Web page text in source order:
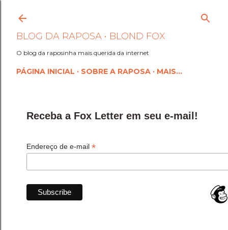
Pular para o conteúdo
BLOG DA RAPOSA • BLOND FOX
O blog da raposinha mais querida da internet
PÁGINA INICIAL SOBRE A RAPOSA MAIS…
Receba a Fox Letter em seu e-mail!
Endereço de e-mail *